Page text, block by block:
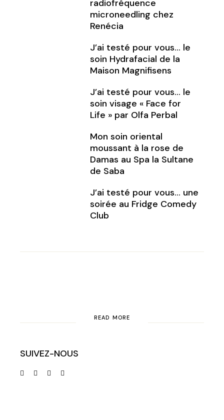
radiofréquence
microneedling chez
Renécia
J’ai testé pour vous… le
soin Hydrafacial de la
Maison Magnifisens
J’ai testé pour vous… le
soin visage « Face for
Life » par Olfa Perbal
Mon soin oriental
moussant à la rose de
Damas au Spa la Sultane
de Saba
J’ai testé pour vous… une
soirée au Fridge Comedy
Club
READ MORE
SUIVEZ-NOUS